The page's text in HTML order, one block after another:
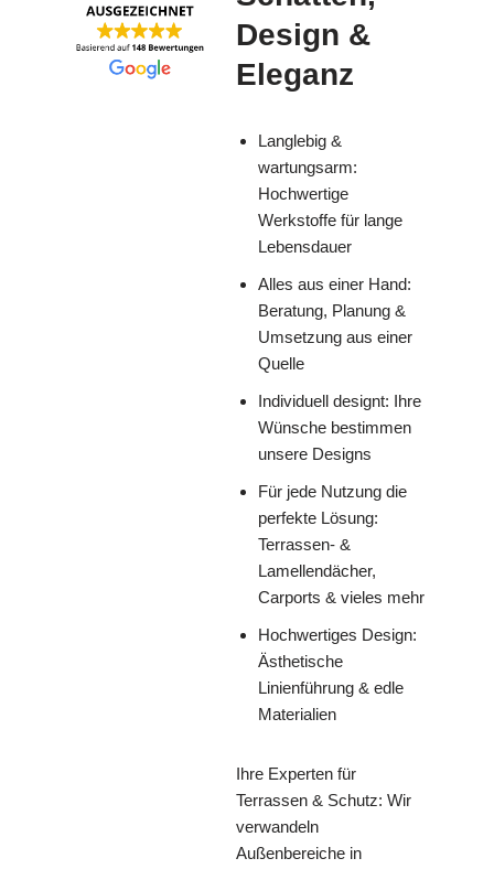
Design &
Eleganz
Langlebig &
wartungsarm:
Hochwertige
Werkstoffe für lange
Lebensdauer
Alles aus einer Hand:
Beratung, Planung &
Umsetzung aus einer
Quelle
Individuell designt: Ihre
Wünsche bestimmen
unsere Designs
Für jede Nutzung die
perfekte Lösung:
Terrassen- &
Lamellendächer,
Carports & vieles mehr
Hochwertiges Design:
Ästhetische
Linienführung & edle
Materialien
Ihre Experten für
Terrassen & Schutz: Wir
verwandeln
Außenbereiche in